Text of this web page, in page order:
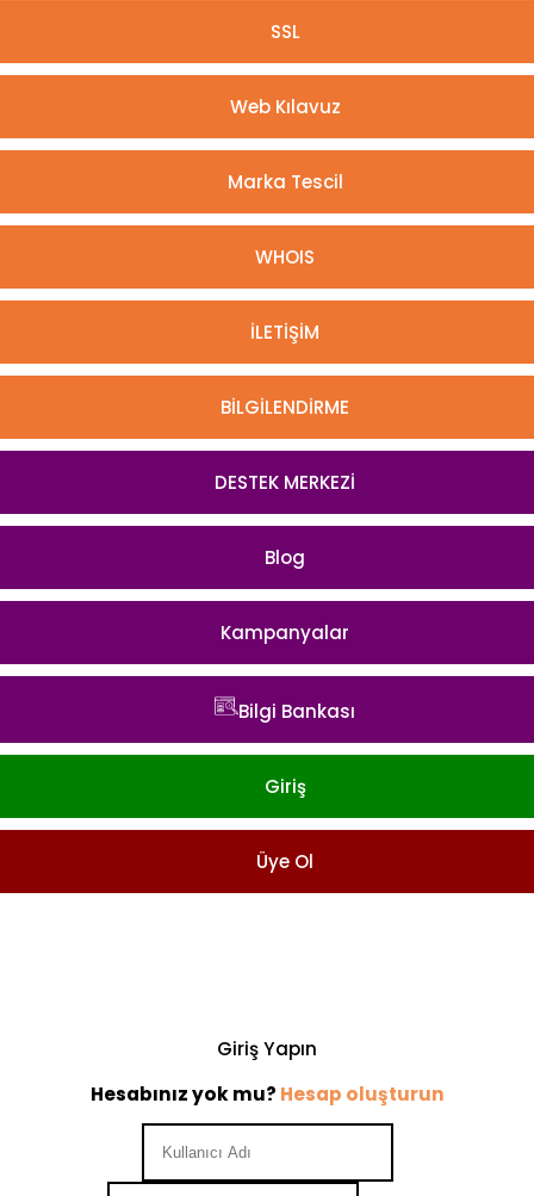
SSL
Web Kılavuz
Marka Tescil
WHOIS
İLETİŞİM
BİLGİLENDİRME
DESTEK MERKEZİ
Blog
Kampanyalar
Bilgi Bankası
Giriş
Üye Ol
Giriş Yapın
Hesabınız yok mu? Hesap oluşturun